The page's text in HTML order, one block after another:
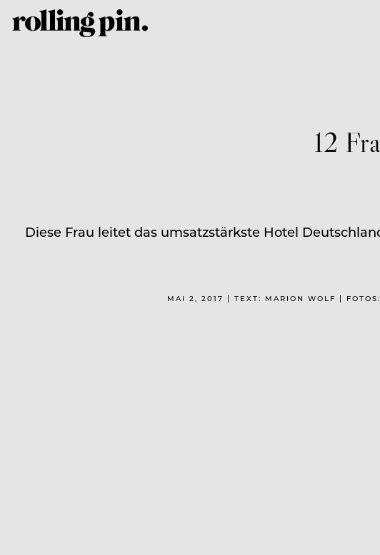
12
Diese Frau leitet das umsatzstärkste Hotel
MAI 2, 2017 | TEXT: MARION WOLF |